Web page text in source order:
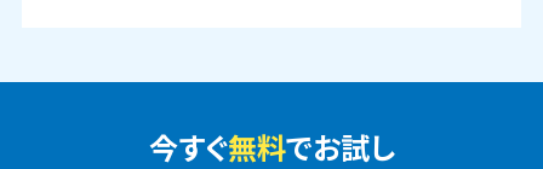
今すぐ無料でお試し